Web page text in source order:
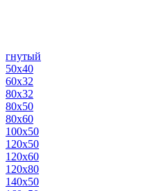
гнутый
50х40
60х32
80х32
80х50
80х60
100х50
120х50
120х60
120х80
140х50